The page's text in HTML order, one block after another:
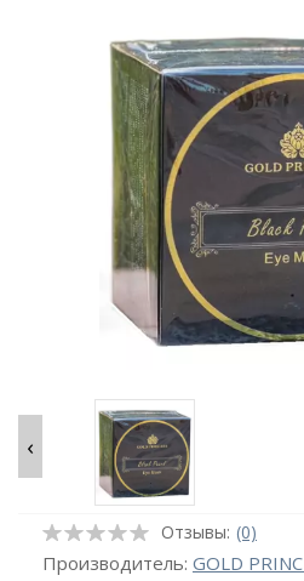
‹
Отзывы: (0)
Производитель: GOLD